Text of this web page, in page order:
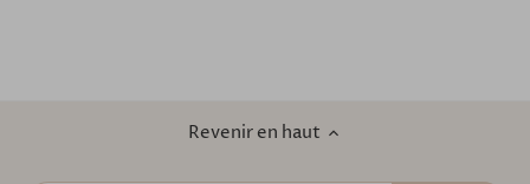
Revenir en haut